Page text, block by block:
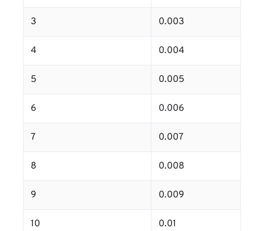
3 0.003
4 0.004
5 0.005
6 0.006
7 0.007
8 0.008
9 0.009
10 0.01